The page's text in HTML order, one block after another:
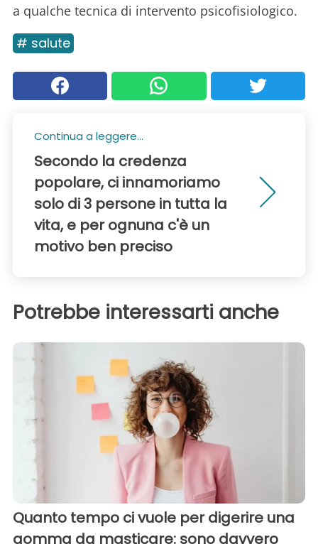
a qualche tecnica di intervento psicofisiologico.
# salute
Continua a leggere...
Secondo la credenza
popolare, ci innamoriamo
solo di 3 persone in tutta la
vita, e per ognuna c'è un
motivo ben preciso
Potrebbe interessarti anche
Quanto tempo ci vuole per digerire una
gomma da masticare: sono davvero